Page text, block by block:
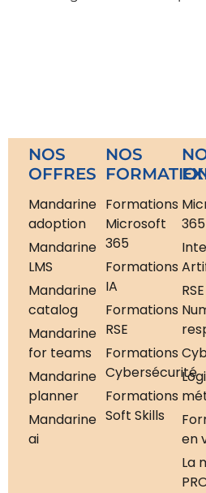
NOS
OFFRES
Mandarine
adoption
Mandarine
LMS
Mandarine
catalog
Mandarine
for teams
Mandarine
planner
Mandarine
ai
NOS
Formations
Microsoft
365
Formations
IA
Formations
RSE
Formations
Cybersécurité
Formations
Soft Skills
365
en
La